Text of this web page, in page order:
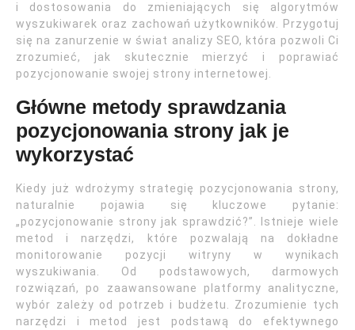
i dostosowania do zmieniających się algorytmów
wyszukiwarek oraz zachowań użytkowników. Przygotuj
się na zanurzenie w świat analizy SEO, która pozwoli Ci
zrozumieć, jak skutecznie mierzyć i poprawiać
pozycjonowanie swojej strony internetowej.
Główne metody sprawdzania
pozycjonowania strony jak je
wykorzystać
Kiedy już wdrożymy strategię pozycjonowania strony,
naturalnie pojawia się kluczowe pytanie:
„pozycjonowanie strony jak sprawdzić?”. Istnieje wiele
metod i narzędzi, które pozwalają na dokładne
monitorowanie pozycji witryny w wynikach
wyszukiwania. Od podstawowych, darmowych
rozwiązań, po zaawansowane platformy analityczne,
wybór zależy od potrzeb i budżetu. Zrozumienie tych
narzędzi i metod jest podstawą do efektywnego